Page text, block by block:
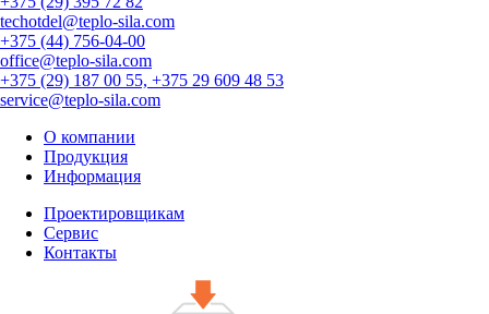
techotdel@teplo-sila.com
+375 (44) 756-04-00
office@teplo-sila.com
+375 (29) 187 00 55, +375 29 609 48 53
service@teplo-sila.com
О компании
Продукция
Информация
Проектировщикам
Сервис
Контакты